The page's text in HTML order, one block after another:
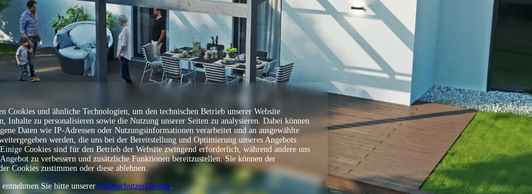
0,00 €
Weitere Informationen
Wir sind für Sie da!
Gerne beraten wir Sie, um das passende Produkt zu
finden oder bei der Planung zu helfen. Haben Sie
weitere Wünsche, welche nicht über den Konfigurator
umgesetzt werden können, sprechen Sie uns gerne an.
Sollten Sie uns telefonisch unter 04183/97500nicht
erreichen, können Sie uns gerne eine E-Mail an
info@skanholz.comschicken. Wir rufen Sie zurück oder
senden Ihnen ein passendes Angebot nach Ihren
Vorgaben.
Alles aus einer Hand? Wir vermitteln Sie gerne an eine
Partnerfirma, welche Ihnen die Lieferung und Montage
in einem Paket anbietet.
Ihr Planungsteam
Bestellinformation
Geschätzte Montagezeit (Gesamtstunden)
Sprache
Cookies und ähnliche Technologien, um den technischen Betrieb unserer Website
Inhalte zu personalisieren sowie die Nutzung unserer Seiten zu analysieren. Dabei können
Daten wie IP-Adressen oder Nutzungsinformationen verarbeitet und an ausgewählte
werden, die uns bei der Bereitstellung und Optimierung unseres Angebots
Cookies sind für den Betrieb der Website zwingend erforderlich, während andere uns
zu verbessern und zusätzliche Funktionen bereitzustellen. Sie können der
Cookies zustimmen oder diese ablehnen.
Sie bitte unserer Datenschutzerklärung.